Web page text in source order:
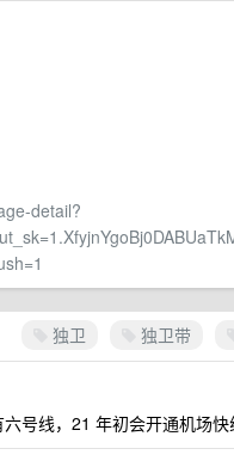
detail?
独卫 独卫带
号线，21 年初会开通机场